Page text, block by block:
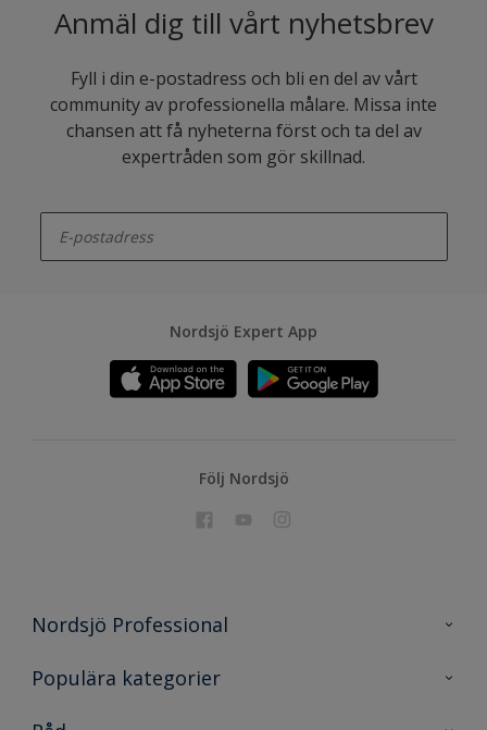
Anmäl dig till vårt nyhetsbrev
Fyll i din e-postadress och bli en del av vårt
community av professionella målare. Missa inte
chansen att få nyheterna först och ta del av
expertråden som gör skillnad.
Nordsjö Expert App
Följ Nordsjö
Nordsjö Professional
Kontakta oss
Populära kategorier
Nordsjö